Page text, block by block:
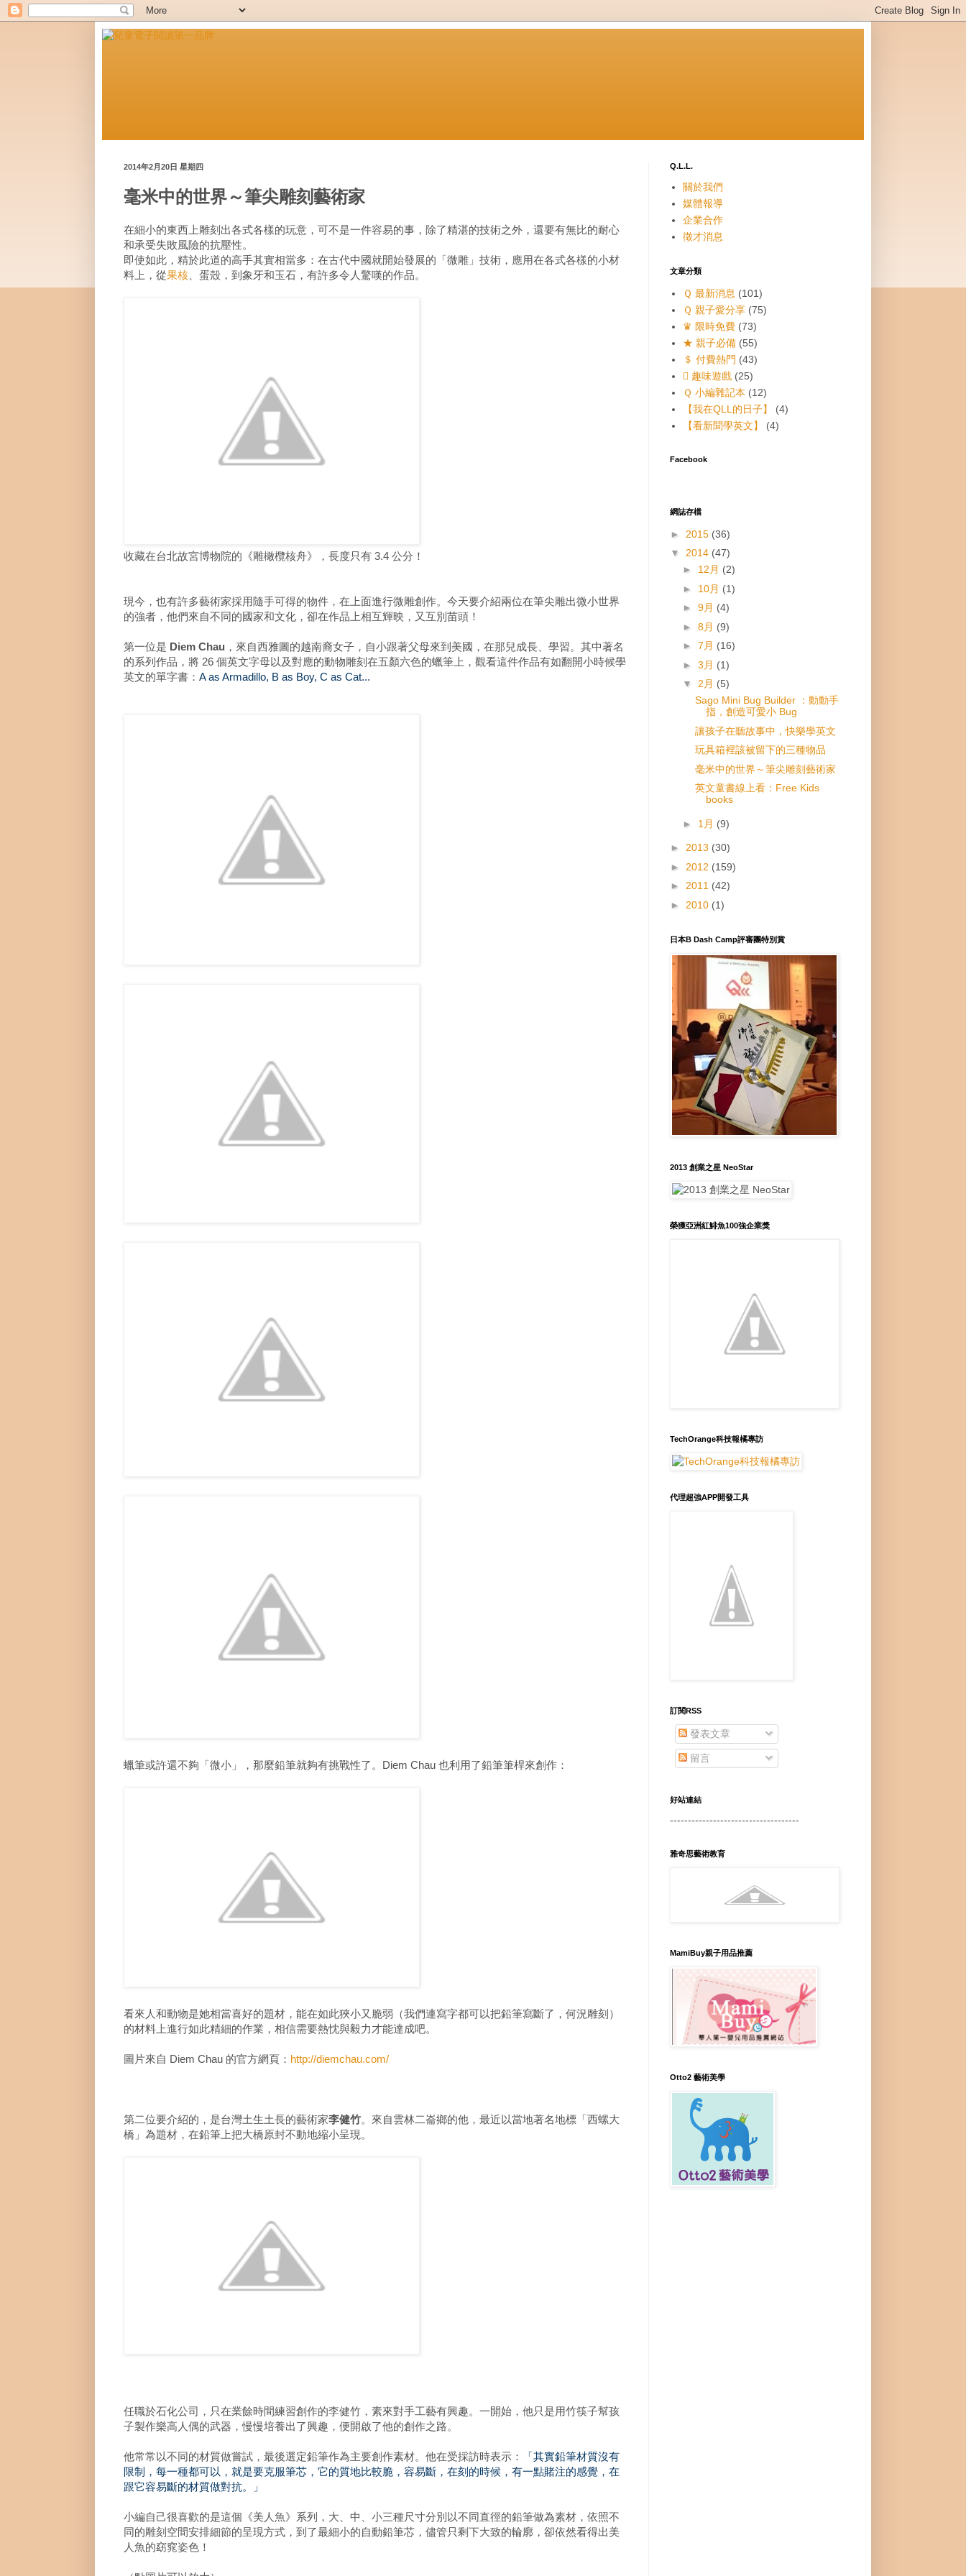
2014年2月20日 星期四
毫米中的世界～筆尖雕刻藝術家
在細小的東西上雕刻出各式各樣的玩意，可不是一件容易的事，除了精湛的技術之外，還要有無比的耐心
和承受失敗風險的抗壓性。
即使如此，精於此道的高手其實相當多：在古代中國就開始發展的「微雕」技術，應用在各式各樣的小材
料上，從果核 、蛋殼，到象牙和玉石，有許多令人驚嘆的作品。
收藏在台北故宮博物院的《雕橄欖核舟》，長度只有 3.4 公分！
現今，也有許多藝術家採用隨手可得的物件，在上面進行微雕創作。今天要介紹兩位在筆尖雕出微小世界
的強者，他們來自不同的國家和文化，卻在作品上相互輝映，又互別苗頭！
第一位是 Diem Chau ，來自西雅圖的越南裔女子，自小跟著父母來到美國，在那兒成長、學習。其中著名
的系列作品，將 26 個英文字母以及對應的動物雕刻在五顏六色的蠟筆上，觀看這件作品有如翻開小時候學
英文的單字書： A as Armadillo, B as Boy, C as Cat...
蠟筆或許還不夠「微小」，那麼鉛筆就夠有挑戰性了。Diem Chau 也利用了鉛筆筆桿來創作：
看來人和動物是她相當喜好的題材，能在如此狹小又脆弱（我們連寫字都可以把鉛筆寫斷了，何況雕刻）
的材料上進行如此精細的作業，相信需要熱忱與毅力才能達成吧。
圖片來自 Diem Chau 的官方網頁： http://diemchau.com/
第二位要介紹的，是台灣土生土長的藝術家李健竹。來自雲林二崙鄉的他，最近以當地著名地標「西螺大
橋」為題材，在鉛筆上把大橋原封不動地縮小呈現。
任職於石化公司，只在業餘時間練習創作的李健竹，素來對手工藝有興趣。一開始，他只是用竹筷子幫孩
子製作樂高人偶的武器，慢慢培養出了興趣，便開啟了他的創作之路。
他常常以不同的材質做嘗試，最後選定鉛筆作為主要創作素材。他在受採訪時表示：
「其實鉛筆材質沒有
限制，每一種都可以，就是要克服筆芯，它的質地比較脆，容易斷，在刻的時候，有一點賭注的感覺，在
跟它容易斷的材質做對抗。」
小編自己很喜歡的是這個《美人魚》系列，大、中、小三種尺寸分別以不同直徑的鉛筆做為素材，依照不
同的雕刻空間安排細節的呈現方式，到了最細小的自動鉛筆芯，儘管只剩下大致的輪廓，卻依然看得出美
人魚的窈窕姿色！
Q.L.L.
關於我們
媒體報導
企業合作
徵才消息
文章分類
Ｑ 最新消息 (101)
Ｑ 親子愛分享 (75)
♛ 限時免費 (73)
★ 親子必備 (55)
＄ 付費熱門 (43)
 趣味遊戲 (25)
Ｑ 小編雜記本 (12)
【我在QLL的日子】
(4)
【看新聞學英文】
(4)
Facebook
網誌存檔
► 2015 (36)
▼ 2014 (47)
► 12月 (2)
► 10月 (1)
► 9月 (4)
► 8月 (9)
► 7月 (16)
► 3月 (1)
▼ 2月 (5)
Sago Mini Bug Builder ：動動手
指，創造可愛小 Bug
讓孩子在聽故事中，快樂學英文
玩具箱裡該被留下的三種物品
毫米中的世界～筆尖雕刻藝術家
英文童書線上看：Free Kids
books
► 1月 (9)
► 2013 (30)
► 2012 (159)
► 2011 (42)
► 2010 (1)
日本B Dash Camp評審團特別賞
2013 創業之星 NeoStar
榮獲亞洲紅鯡魚100強企業獎
TechOrange科技報橘專訪
代理超強APP開發工具
訂閱RSS
發表文章
留言
好站連結
------------------------------------
雅奇思藝術教育
MamiBuy親子用品推薦
Otto2 藝術美學